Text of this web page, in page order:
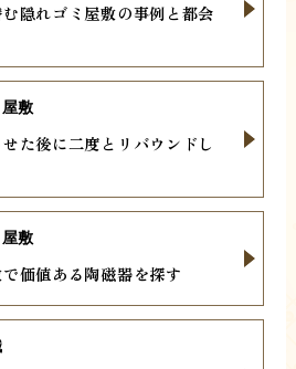
隠れゴミ屋敷の事例と都会
た後に二度とリバウンドし
敷
価値ある陶磁器を探す
敷